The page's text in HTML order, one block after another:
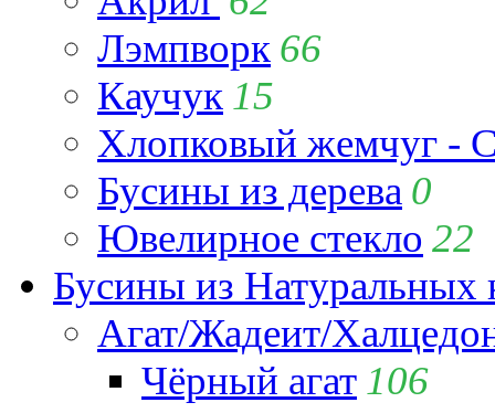
Лэмпворк 66
Каучук 15
Хлопковый жемчуг -
Бусины из дерева 0
Ювелирное стекло 22
Бусины из Натуральных
Агат/Жадеит/
Чёрный агат 106